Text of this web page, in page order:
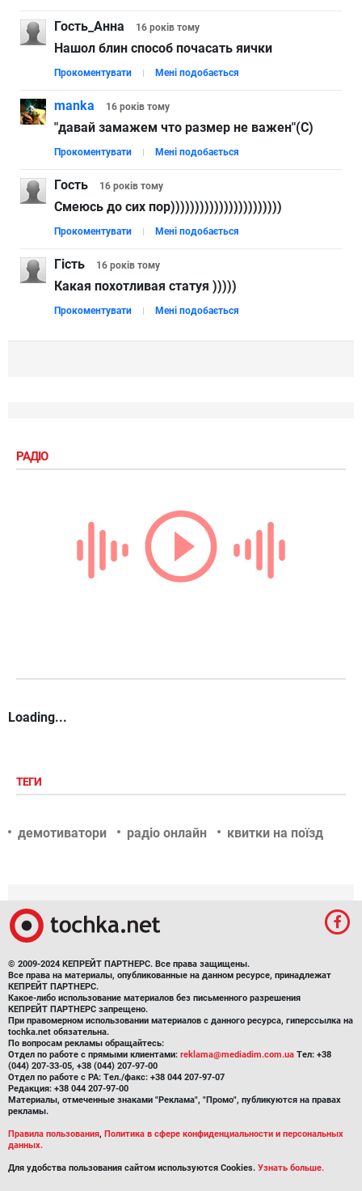
Гость_Анна 16 років тому
Нашол блин способ почасать яички
Прокоментувати Мені подобається
manka 16 років тому
"давай замажем что размер не важен"(С)
Прокоментувати Мені подобається
Гость 16 років тому
Смеюсь до сих пор)))))))))))))))))))))))
Прокоментувати Мені подобається
Гість 16 років тому
Какая похотливая статуя )))))
Прокоментувати Мені подобається
РАДІО
Loading...
ТЕГИ
демотиватори радіо онлайн квитки на поїзд
© 2009-2024 КЕПРЕЙТ ПАРТНЕРС. Все права защищены.
Все права на материалы, опубликованные на данном ресурсе, принадлежат
КЕПРЕЙТ ПАРТНЕРС.
Какое-либо использование материалов без письменного разрешения
КЕПРЕЙТ ПАРТНЕРС запрещено.
При правомерном использовании материалов с данного ресурса, гиперссылка на
tochka.net обязательна.
По вопросам рекламы обращайтесь:
Отдел по работе с прямыми клиентами: reklama@mediadim.com.ua Тел: +38
(044) 207-33-05, +38 (044) 207-97-00
Отдел по работе с РА: Тел./факс: +38 044 207-97-07
Редакция: +38 044 207-97-00
Материалы, отмеченные знаками "Реклама", "Промо", публикуются на правах
рекламы.
Правила пользования, Политика в сфере конфиденциальности и персональных
данных.
Для удобства пользования сайтом используются Cookies. Узнать больше.